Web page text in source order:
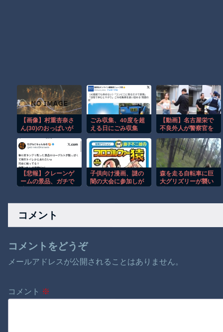
【画像】村重杏奈さ
ん(30)のおっぱいが
wwwwwwwwwwww
ごみ収集、40度を超
える日にごみ収集
と思われたくなくて
休めない現実
【動画】名古屋栄で
不良外人が警察官を
ろやｗｗｗ
【悲報】クレーンゲ
ームの景品、ガチで
子供向け漫画、謎の
闇の大会に参加しが
森を走る自転車に巨
大グリズリーが襲い
コメント
コメントをどうぞ
メールアドレスが公開されることはありません。
コメント ※